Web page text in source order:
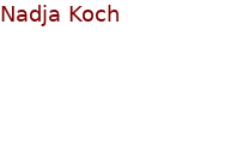
Nadja Koch